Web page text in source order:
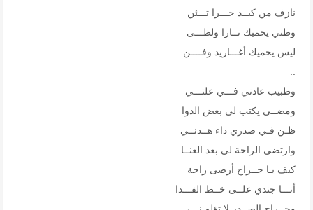
نازف من كبــد حـــرا تـــئن
وطني يحميك نــارا ولظـــى
ليس يحميك أغـــاريد وفــــن
..
وطبيب عادني فـــي علتـــي
ومضــى يكتب لي بعض الدوا
ظـن فـي صدري داء هــدنــي
وارتضى الراحة لي بعد العنــا
كيف يـا جــراح أرضى راحة
أنـــا جندي علــى خــط الفـــدا